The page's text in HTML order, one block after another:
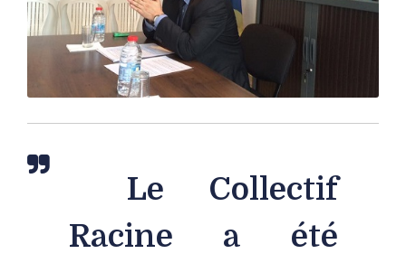
Le Collectif
Racine a été